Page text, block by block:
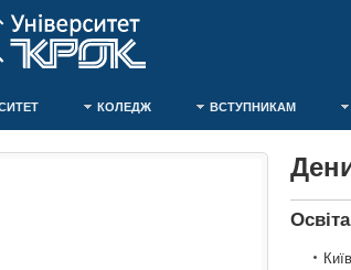
КОЛЕДЖ ВСТУПНИКАМ
Освіта